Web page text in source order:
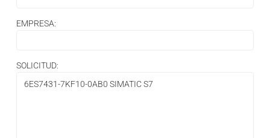
EMPRESA:
SOLICITUD: